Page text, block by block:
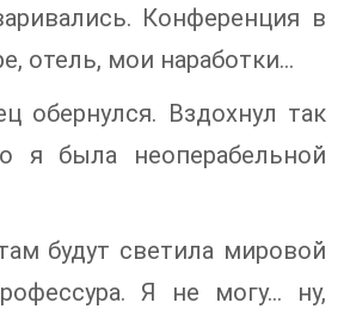
Конференция в
отель, мои наработки...
обернулся. Вздохнул так
я была неоперабельной
будут светила мировой
Я не могу... ну,